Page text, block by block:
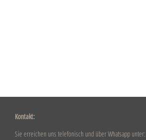
Kontakt:
Sie erreichen uns telefonisch und über Whatsapp unter: